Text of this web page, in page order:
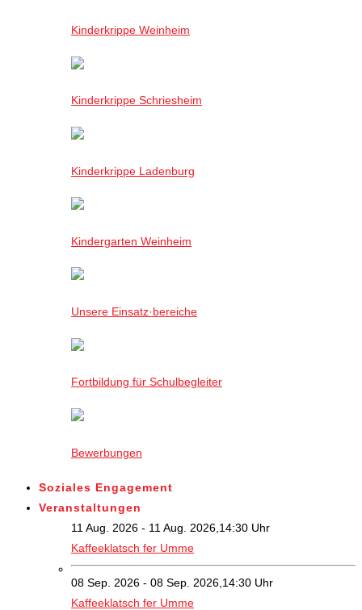
Kinderkrippe Weinheim
Kinderkrippe Schriesheim
Kinderkrippe Ladenburg
Kindergarten Weinheim
Unsere Einsatz·bereiche
Fortbildung für Schulbegleiter
Bewerbungen
Soziales Engagement
Veranstaltungen
11 Aug. 2026 - 11 Aug. 2026,14:30 Uhr
Kaffeeklatsch fer Umme
08 Sep. 2026 - 08 Sep. 2026,14:30 Uhr
Kaffeeklatsch fer Umme